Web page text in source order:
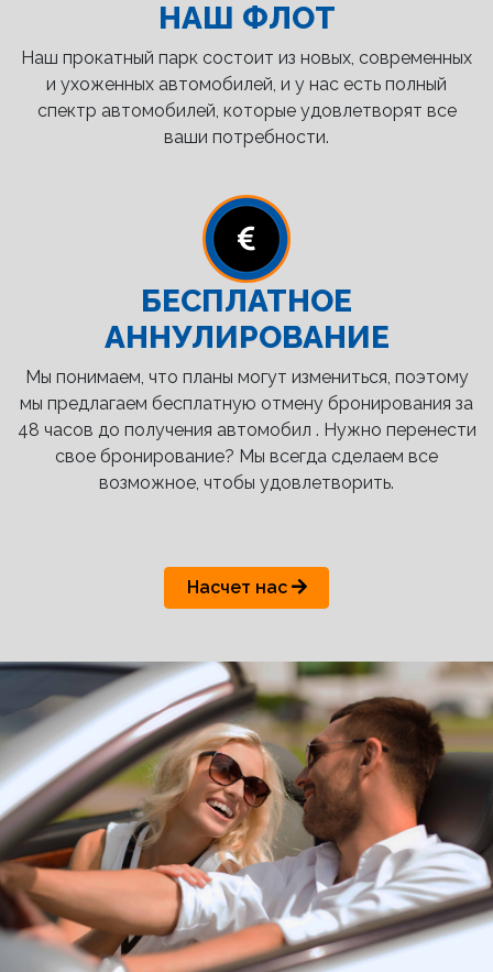
НАШ ФЛОТ
Наш прокатный парк состоит из новых, современных
и ухоженных автомобилей, и у нас есть полный
спектр автомобилей, которые удовлетворят все
ваши потребности.
БЕСПЛАТНОЕ
АННУЛИРОВАНИЕ
Мы понимаем, что планы могут измениться, поэтому
мы предлагаем бесплатную отмену бронирования за
48 часов до получения автомобил . Нужно перенести
свое бронирование? Мы всегда сделаем все
возможное, чтобы удовлетворить.
Насчет нас